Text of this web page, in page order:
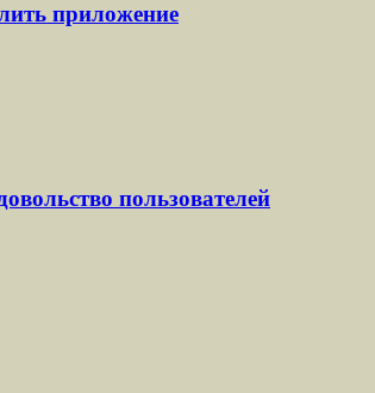
приложение
пользователей